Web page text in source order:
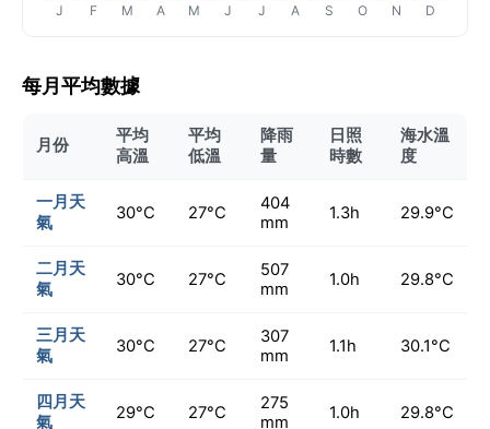
J F M A M J J A S O N D
每月平均數據
月份
平均
高溫
平均
低溫
降雨
量
日照
時數
海水溫
度
一月天
氣
30°C 27°C
404
mm
1.3h 29.9°C
二月天
氣
30°C 27°C
507
mm
1.0h 29.8°C
三月天
氣
30°C 27°C
307
mm
1.1h 30.1°C
四月天
氣
29°C 27°C
275
mm
1.0h 29.8°C